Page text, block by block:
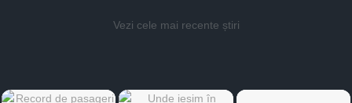
Vezi cele mai recente știri